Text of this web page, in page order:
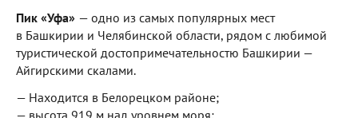
Пик «Уфа» — одно из самых популярных мест
в Башкирии и Челябинской области, рядом с любимой
туристической достопримечательностю Башкирии —
Айгирскими скалами.
— Находится в Белорецком районе;